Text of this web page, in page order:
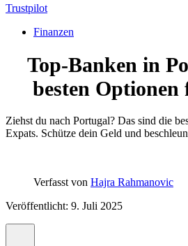
Trustpilot
Finanzen
Top-Banken in
besten Optionen
Ziehst du nach Portugal? Das sind die
Expats. Schütze dein Geld und
Verfasst von Hajra Rahmanovic
Veröffentlicht: 9. Juli 2025